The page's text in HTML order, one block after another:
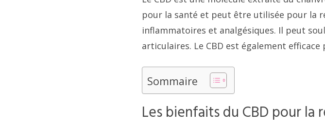
pour la santé et peut être utilisée pour la
inflammatoires et analgésiques. Il peut
articulaires. Le CBD est également
Sommaire
Les bienfaits du CBD pour la